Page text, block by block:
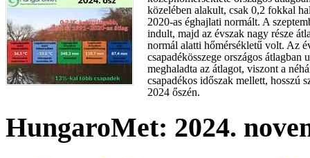
közelében alakult, csak 0,2 fokkal
2020-as éghajlati normált. A
indult, majd az évszak nagy része
normál alatti hőmérsékletű volt. Az
csapadékösszege országos átlagban
meghaladta az átlagot, viszont a
csapadékos időszak mellett, hosszú
2024 őszén.
HungaroMet: 2024.